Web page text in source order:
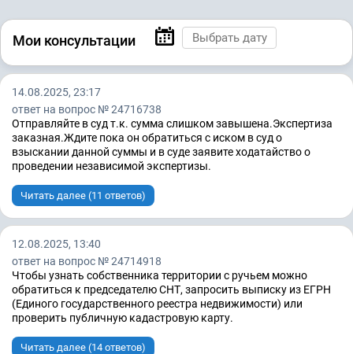
Мои консультации
14.08.2025, 23:17
ответ на вопрос № 24716738
Отправляйте в суд т.к. сумма слишком завышена.Экспертиза
заказная.Ждите пока он обратиться с иском в суд о
взыскании данной суммы и в суде заявите ходатайство о
проведении независимой экспертизы.
Читать далее (11 ответов)
12.08.2025, 13:40
ответ на вопрос № 24714918
Чтобы узнать собственника территории с ручьем можно
обратиться к председателю СНТ, запросить выписку из ЕГРН
(Единого государственного реестра недвижимости) или
проверить публичную кадастровую карту.
Читать далее (14 ответов)